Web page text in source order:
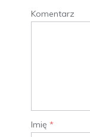
Komentarz
Imię *